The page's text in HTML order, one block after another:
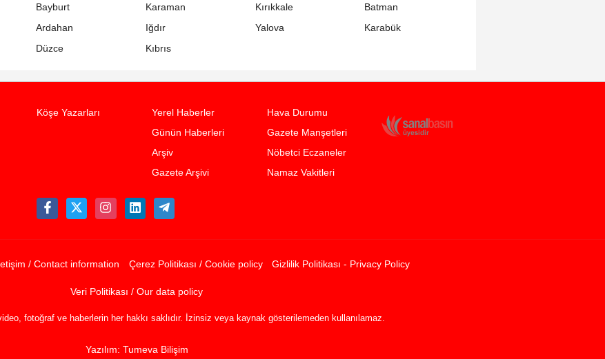
Bayburt Karaman Kırıkkale
Batman
Ardahan Iğdır Yalova
Karabük
Düzce Kıbrıs
Köşe Yazarları
Yerel Haberler
Günün Haberleri
Arşiv
Gazete Arşivi
Hava Durumu
Gazete Manşetleri
Nöbetci Eczaneler
Namaz Vakitleri
İletişim / Contact information Çerez Politikası / Cookie policy Gizlilik Politikası - Privacy Policy
Veri Politikası / Our data policy
fotoğraf ve haberlerin her hakkı saklıdır. İzinsiz veya kaynak gösterilemeden kullanılamaz.
Yazılım: Tumeva Bilişim